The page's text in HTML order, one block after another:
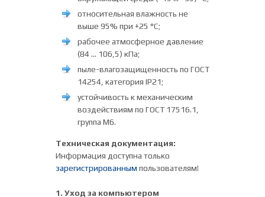
относительная влажность не
выше 95% при +25 °С;
рабочее атмосферное давление
(84 … 106,5) кПа;
пыле-влагозащищенность по ГОСТ
14254, категория IP21;
устойчивость к механическим
воздействиям по ГОСТ 17516.1,
группа M6.
Техническая документация:
Информация доступна только
зарегистрированным пользователям!
1. Уход за компьютером